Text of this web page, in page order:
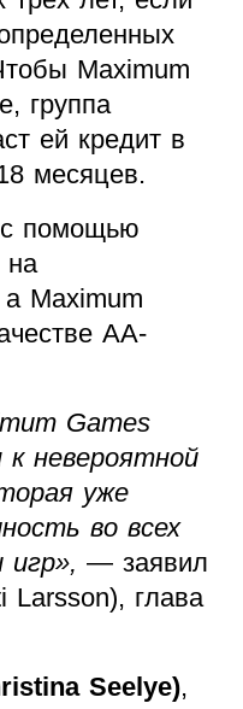
Maximum
группа
ей кредит в
месяцев.
с помощью
на
Maximum
АА-
Games
невероятной
уже
во всех
игр», — заявил
Larsson), глава
Seelye),